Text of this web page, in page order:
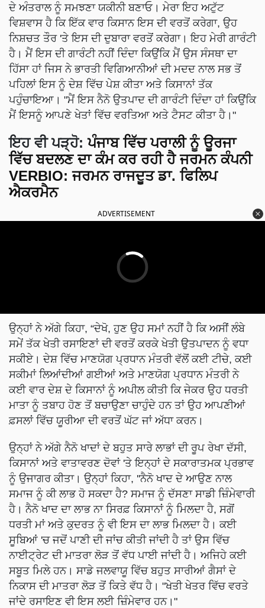
ਦੇ ਅੰਤਰਾਲ ਨੂੰ ਸਮਝਣਾ ਯਕੀਨੀ ਬਣਾਓ। ਮੇਰਾ ਇਹ ਅਟੁੱਟ
ਵਿਸ਼ਵਾਸ ਹੈ ਕਿ ਇੱਕ ਵਾਰ ਕਿਸਾਨ ਇਸ ਦੀ ਵਰਤੋਂ ਕਰੇਗਾ, ਉਹ
ਨਿਸ਼ਚਤ ਤੌਰ 'ਤੇ ਇਸ ਦੀ ਦੁਬਾਰਾ ਵਰਤੋਂ ਕਰੇਗਾ। ਇਹ ਮੇਰੀ ਗਾਰੰਟੀ
ਹੈ। ਮੈਂ ਇਸ ਦੀ ਗਾਰੰਟੀ ਨਹੀਂ ਦਿੰਦਾ ਕਿਉਂਕਿ ਮੈਂ ਉਸ ਸੰਸਥਾ ਦਾ
ਹਿੱਸਾ ਹਾਂ ਜਿਸ ਨੇ ਭਾਰਤੀ ਵਿਗਿਆਨੀਆਂ ਦੀ ਮਦਦ ਨਾਲ ਸਭ ਤੋਂ
ਪਹਿਲਾਂ ਇਸ ਨੂੰ ਦੇਸ਼ ਵਿੱਚ ਪੇਸ਼ ਕੀਤਾ ਅਤੇ ਕਿਸਾਨਾਂ ਤੱਕ
ਪਹੁੰਚਾਇਆ। "ਮੈਂ ਇਸ ਨੈਨੋ ਉਤਪਾਦ ਦੀ ਗਾਰੰਟੀ ਦਿੰਦਾ ਹਾਂ ਕਿਉਂਕਿ
ਮੈਂ ਇਸਨੂੰ ਆਪਣੇ ਖੇਤਾਂ ਵਿੱਚ ਵਰਤਿਆ ਅਤੇ ਟੈਸਟ ਕੀਤਾ ਹੈ।"
ਇਹ ਵੀ ਪੜ੍ਹੋ: ਪੰਜਾਬ ਵਿੱਚ ਪਰਾਲੀ ਨੂੰ ਊਰਜਾ
ਵਿੱਚ ਬਦਲਣ ਦਾ ਕੰਮ ਕਰ ਰਹੀ ਹੈ ਜਰਮਨ ਕੰਪਨੀ
VERBIO: ਜਰਮਨ ਰਾਜਦੂਤ ਡਾ. ਫਿਲਿਪ
ਐਕਰਮੈਨ
ADVERTISEMENT
ਉਨ੍ਹਾਂ ਨੇ ਅੱਗੇ ਕਿਹਾ, “ਦੇਖੋ, ਹੁਣ ਉਹ ਸਮਾਂ ਨਹੀਂ ਹੈ ਕਿ ਅਸੀਂ ਲੰਬੇ
ਸਮੇਂ ਤੱਕ ਖੇਤੀ ਰਸਾਇਣਾਂ ਦੀ ਵਰਤੋਂ ਕਰਕੇ ਖੇਤੀ ਉਤਪਾਦਨ ਨੂੰ ਵਧਾ
ਸਕੀਏ। ਦੇਸ਼ ਵਿੱਚ ਮਾਣਯੋਗ ਪ੍ਰਧਾਨ ਮੰਤਰੀ ਵੱਲੋਂ ਕਈ ਟੀਚੇ, ਕਈ
ਸਕੀਮਾਂ ਲਿਆਂਦੀਆਂ ਗਈਆਂ ਅਤੇ ਮਾਣਯੋਗ ਪ੍ਰਧਾਨ ਮੰਤਰੀ ਨੇ
ਕਈ ਵਾਰ ਦੇਸ਼ ਦੇ ਕਿਸਾਨਾਂ ਨੂੰ ਅਪੀਲ ਕੀਤੀ ਕਿ ਜੇਕਰ ਉਹ ਧਰਤੀ
ਮਾਤਾ ਨੂੰ ਤਬਾਹ ਹੋਣ ਤੋਂ ਬਚਾਉਣਾ ਚਾਹੁੰਦੇ ਹਨ ਤਾਂ ਉਹ ਆਪਣੀਆਂ
ਫ਼ਸਲਾਂ ਵਿੱਚ ਯੂਰੀਆ ਦੀ ਵਰਤੋਂ ਘੱਟ ਜਾਂ ਅੱਧਾ ਕਰਨ।
ਉਨ੍ਹਾਂ ਨੇ ਅੱਗੇ ਨੈਨੋ ਖਾਦਾਂ ਦੇ ਬਹੁਤ ਸਾਰੇ ਲਾਭਾਂ ਦੀ ਰੂਪ ਰੇਖਾ ਦੱਸੀ,
ਕਿਸਾਨਾਂ ਅਤੇ ਵਾਤਾਵਰਣ ਦੋਵਾਂ 'ਤੇ ਇਨ੍ਹਾਂ ਦੇ ਸਕਾਰਾਤਮਕ ਪ੍ਰਭਾਵ
ਨੂੰ ਉਜਾਗਰ ਕੀਤਾ। ਉਨ੍ਹਾਂ ਕਿਹਾ, ''ਨੈਨੋ ਖਾਦ ਦੇ ਆਉਣ ਨਾਲ
ਸਮਾਜ ਨੂੰ ਕੀ ਲਾਭ ਹੋ ਸਕਦਾ ਹੈ? ਸਮਾਜ ਨੂੰ ਦੱਸਣਾ ਸਾਡੀ ਜ਼ਿੰਮੇਵਾਰੀ
ਹੈ। ਨੈਨੋ ਖਾਦ ਦਾ ਲਾਭ ਨਾ ਸਿਰਫ਼ ਕਿਸਾਨਾਂ ਨੂੰ ਮਿਲਦਾ ਹੈ, ਸਗੋਂ
ਧਰਤੀ ਮਾਂ ਅਤੇ ਕੁਦਰਤ ਨੂੰ ਵੀ ਇਸ ਦਾ ਲਾਭ ਮਿਲਦਾ ਹੈ। ਕਈ
ਸੂਬਿਆਂ 'ਚ ਜਦੋਂ ਪਾਣੀ ਦੀ ਜਾਂਚ ਕੀਤੀ ਜਾਂਦੀ ਹੈ ਤਾਂ ਉਸ ਵਿੱਚ
ਨਾਈਟ੍ਰੇਟ ਦੀ ਮਾਤਰਾ ਲੋੜ ਤੋਂ ਵੱਧ ਪਾਈ ਜਾਂਦੀ ਹੈ। ਅਜਿਹੇ ਕਈ
ਸਬੂਤ ਮਿਲੇ ਹਨ। ਸਾਡੇ ਜਲਵਾਯੂ ਵਿੱਚ ਬਹੁਤ ਸਾਰੀਆਂ ਗੈਸਾਂ ਦੇ
ਨਿਕਾਸ ਦੀ ਮਾਤਰਾ ਲੋੜ ਤੋਂ ਕਿਤੇ ਵੱਧ ਹੈ। "ਖੇਤੀ ਖੇਤਰ ਵਿੱਚ ਵਰਤੇ
ਜਾਂਦੇ ਰਸਾਇਣ ਵੀ ਇਸ ਲਈ ਜ਼ਿੰਮੇਵਾਰ ਹਨ।"